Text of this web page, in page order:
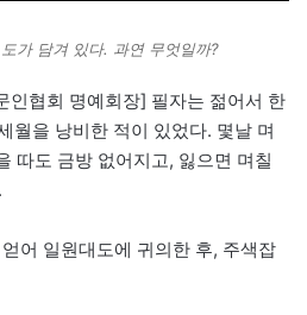
가 담겨 있다. 과연 무엇일까?
인협회 명예회장] 필자는 젊어서 한
월을 낭비한 적이 있었다. 몇날 며
따도 금방 없어지고, 잃으면 며칠
어 일원대도에 귀의한 후, 주색잡